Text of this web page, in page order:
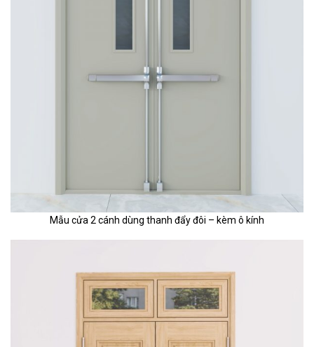
Mẫu cửa 2 cánh dùng thanh đẩy đôi – kèm ô kính